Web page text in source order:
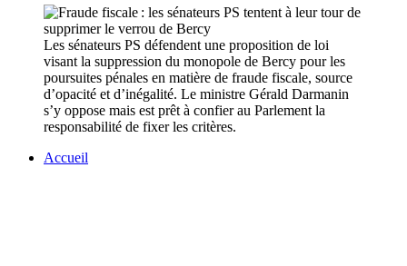
Les sénateurs PS défendent une proposition de loi
visant la suppression du monopole de Bercy pour les
poursuites pénales en matière de fraude fiscale, source
d’opacité et d’inégalité. Le ministre Gérald Darmanin
s’y oppose mais est prêt à confier au Parlement la
responsabilité de fixer les critères.
Accueil